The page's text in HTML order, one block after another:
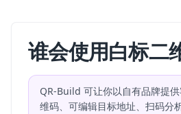
谁会使用白标二
QR-Build 可让你以自有品牌提
维码、可编辑目标地址、扫码分